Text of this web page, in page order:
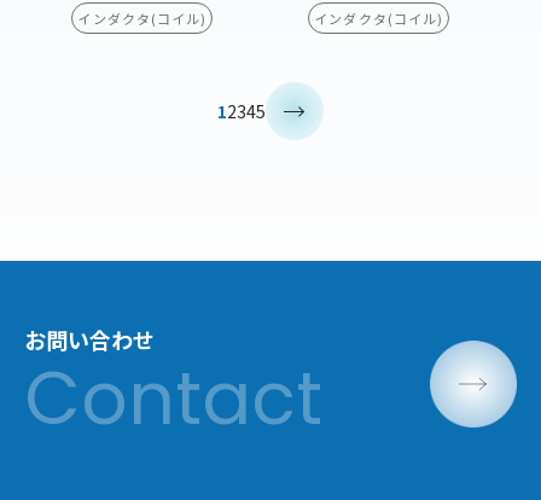
インダクタ(コイル) インダクタ(コイル)
12345
お問い合わせ